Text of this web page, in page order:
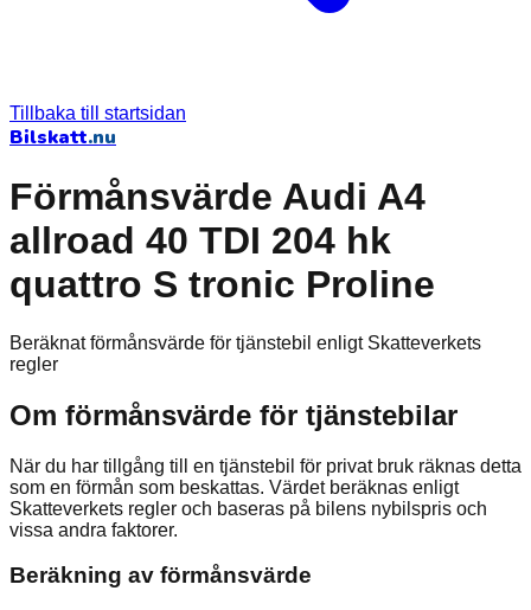
Tillbaka till startsidan
Bilskatt.nu
Förmånsvärde Audi A4
allroad 40 TDI 204 hk
quattro S tronic Proline
Beräknat förmånsvärde för tjänstebil enligt Skatteverkets
regler
Om förmånsvärde för tjänstebilar
När du har tillgång till en tjänstebil för privat bruk räknas detta
som en förmån som beskattas. Värdet beräknas enligt
Skatteverkets regler och baseras på bilens nybilspris och
vissa andra faktorer.
Beräkning av förmånsvärde